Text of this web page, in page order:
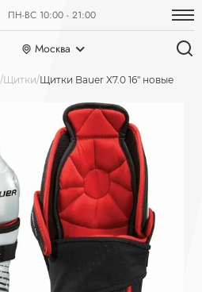
ПН-ВС 10:00 - 21:00
Москва
Щитки Щитки Bauer X7.0 16" новые